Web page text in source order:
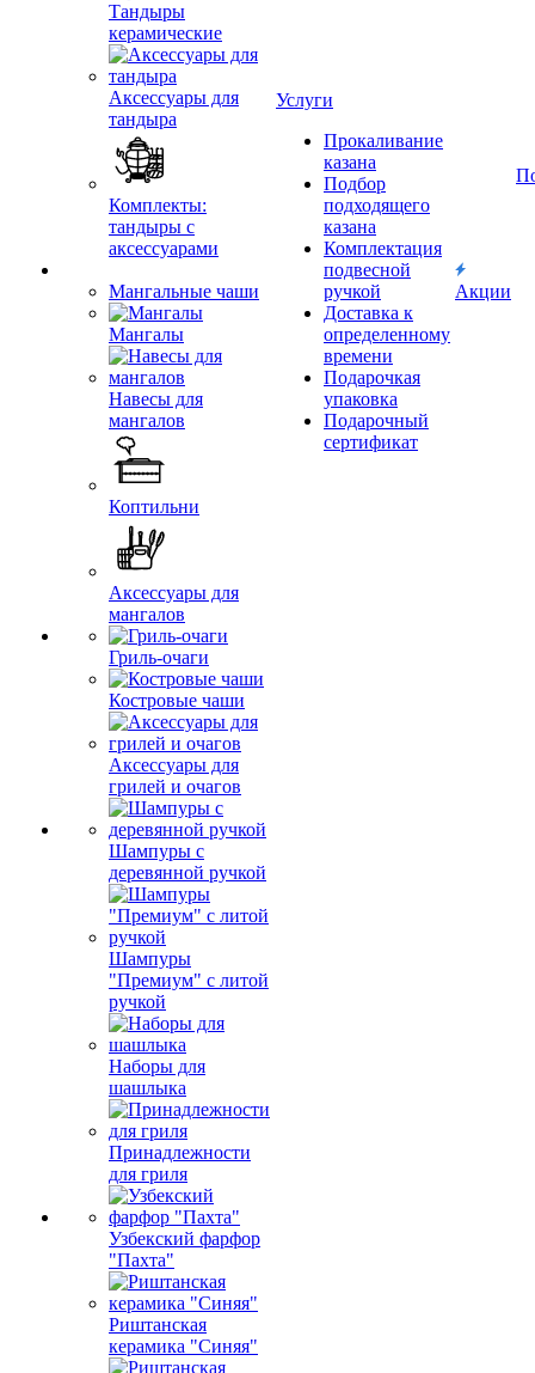
Тандыры
керамические
Аксессуары для
тандыра
Комплекты:
тандыры с
аксессуарами
Мангальные чаши
Мангалы
Навесы для
мангалов
Коптильни
Аксессуары для
мангалов
Гриль-очаги
Костровые чаши
Аксессуары для
грилей и очагов
Шампуры с
деревянной ручкой
Шампуры
"Премиум" с литой
ручкой
Наборы для
шашлыка
Принадлежности
для гриля
Узбекский фарфор
"Пахта"
Риштанская
керамика "Синяя"
Услуги
Прокаливание
казана
Подбор
подходящего
казана
Комплектация
подвесной
ручкой
Доставка к
определенному
времени
Подарочкая
упаковка
Подарочный
сертификат
Акции